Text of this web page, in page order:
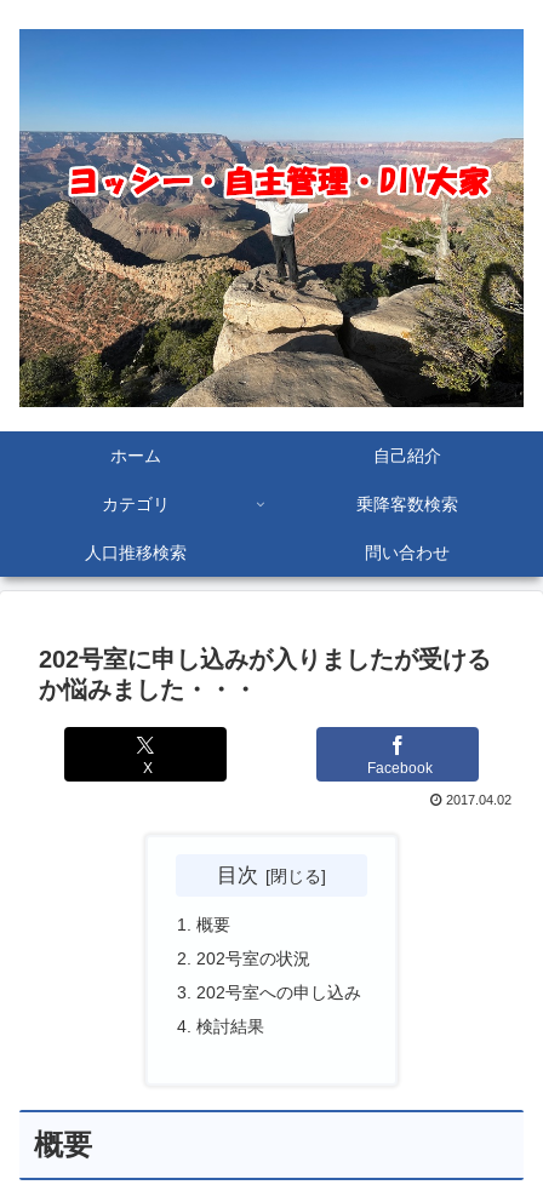
ホーム 自己紹介
カテゴリ 乗降客数検索
人口推移検索 問い合わせ
202号室に申し込みが入りましたが受ける
か悩みました・・・
X Facebook
2017.04.02
目次
概要
202号室の状況
202号室への申し込み
検討結果
概要